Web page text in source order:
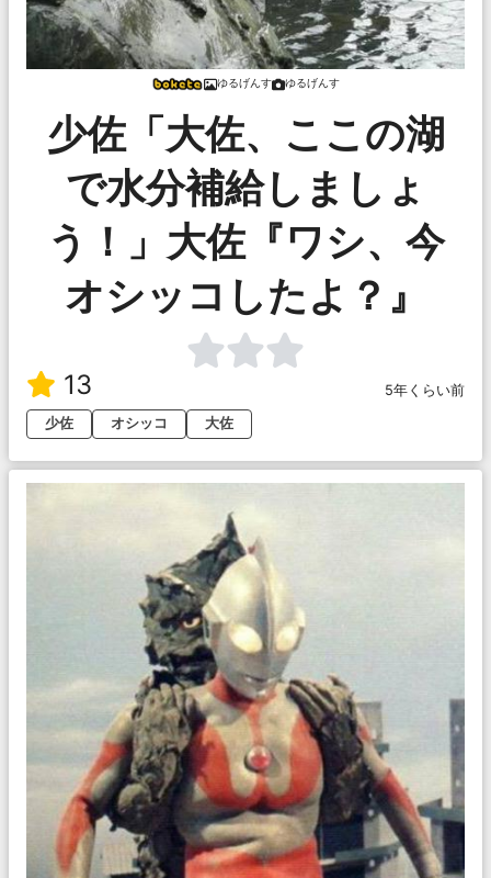
ゆるげんす ゆるげんす
少佐「大佐、ここの湖
で水分補給しましょ
う！」大佐『ワシ、今
オシッコしたよ？』
13
5年くらい前
少佐
オシッコ 大佐